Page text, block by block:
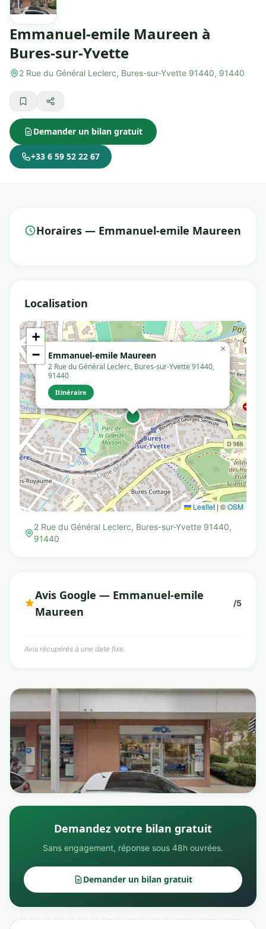
Emmanuel-emile Maureen à
Bures-sur-Yvette
2 Rue du Général Leclerc, Bures-sur-Yvette 91440, 91440
Demander un bilan gratuit
+33 6 59 52 22 67
Horaires — Emmanuel-emile Maureen
Localisation
Emmanuel-emile Maureen
2 Rue du Général Leclerc, Bures-sur-Yvette 91440,
91440
Itinéraire
×
+
−
Leaflet | ©OSM
2 Rue du Général Leclerc, Bures-sur-Yvette 91440,
91440
Avis Google — Emmanuel-emile
Maureen
/5
Avis récupérés à une date fixe.
Demandez votre bilan gratuit
Sans engagement, réponse sous 48h ouvrées.
Demander un bilan gratuit